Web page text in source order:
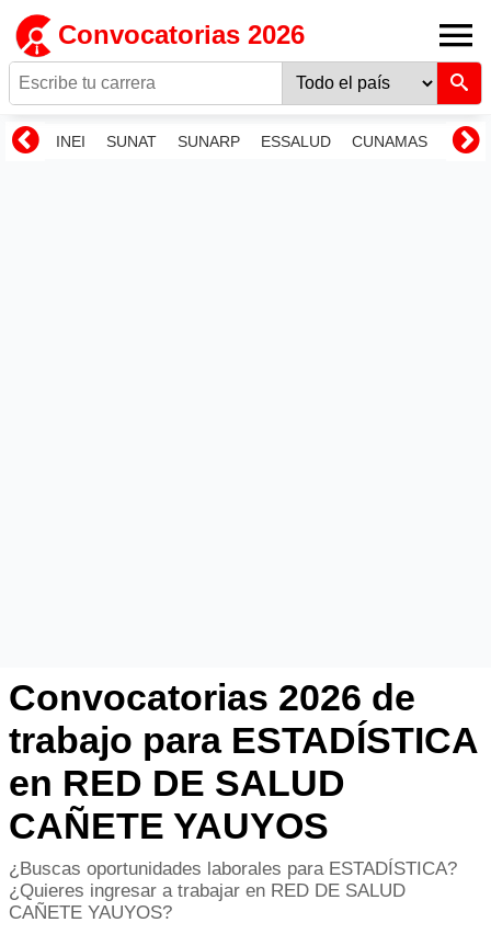
Convocatorias 2026
INEI SUNAT SUNARP ESSALUD CUNAMAS
Convocatorias 2026 de
trabajo para ESTADÍSTICA
en RED DE SALUD
CAÑETE YAUYOS
¿Buscas oportunidades laborales para ESTADÍSTICA?
¿Quieres ingresar a trabajar en RED DE SALUD
CAÑETE YAUYOS?